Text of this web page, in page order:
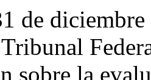
de
sobre la